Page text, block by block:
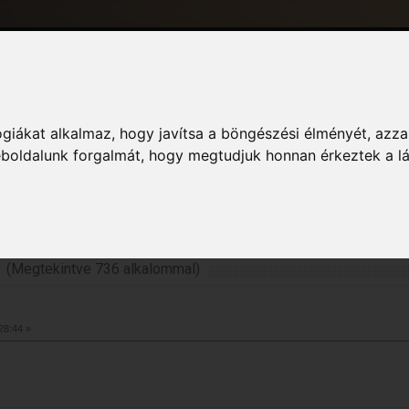
alkalmaz, hogy javítsa a böngészési élményét,
forgalmát, hogy megtudjuk honnan érkeztek a
Információ
736 alkalommal)
»